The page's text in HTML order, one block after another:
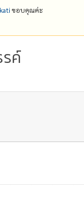
ขอบคุณค่ะ
ค์